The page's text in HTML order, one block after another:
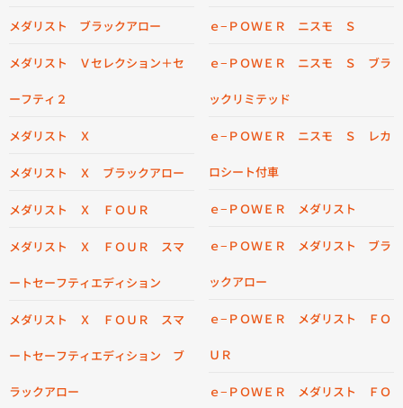
メダリスト ブラックアロー
メダリスト Ｖセレクション＋セ
ーフティ２
メダリスト Ｘ
メダリスト Ｘ ブラックアロー
メダリスト Ｘ ＦＯＵＲ
メダリスト Ｘ ＦＯＵＲ スマ
ートセーフティエディション
メダリスト Ｘ ＦＯＵＲ スマ
ートセーフティエディション ブ
ラックアロー
ｅ−ＰＯＷＥＲ ニスモ Ｓ
ｅ−ＰＯＷＥＲ ニスモ Ｓ ブラ
ックリミテッド
ｅ−ＰＯＷＥＲ ニスモ Ｓ レカ
ロシート付車
ｅ−ＰＯＷＥＲ メダリスト
ｅ−ＰＯＷＥＲ メダリスト ブラ
ックアロー
ｅ−ＰＯＷＥＲ メダリスト ＦＯ
ＵＲ
ｅ−ＰＯＷＥＲ メダリスト ＦＯ